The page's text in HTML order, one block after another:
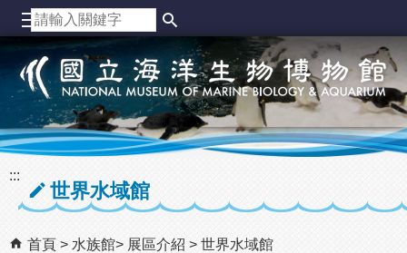
跳到主要內容區塊
:::
世界水域館
首頁 水族館 展區介紹 世界水域館